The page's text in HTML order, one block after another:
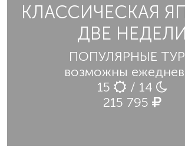
КЛАССИЧЕСКАЯ
ДВЕ НЕДЕЛИ
ПОПУЛЯРНЫЕ
возможны
15
/ 14
215 795